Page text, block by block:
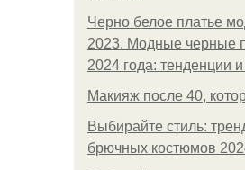
Черно белое платье
2023. Модные черные
2024 года: тенденции
Макияж после 40,
Выбирайте стиль:
брючных костюмов